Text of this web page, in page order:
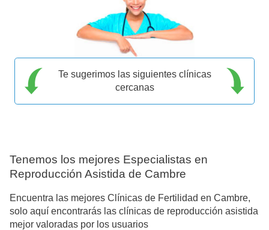
Te sugerimos las siguientes clínicas
cercanas
Tenemos los mejores Especialistas en
Reproducción Asistida de Cambre
Encuentra las mejores Clínicas de Fertilidad en Cambre,
solo aquí encontrarás las clínicas de reproducción asistida
mejor valoradas por los usuarios